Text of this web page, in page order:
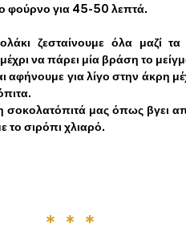
φούρνο για 45-50 λεπτά.
ζεσταίνουμε όλα μαζί τα
να πάρει μία βράση το
αφήνουμε για λίγο στην άκρη
σοκολατόπιτά μας όπως βγει
το σιρόπι χλιαρό.